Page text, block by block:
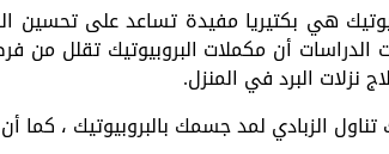
هي بكتيريا مفيدة تساعد على تحسين
الدراسات أن مكملات البروبيوتيك تقلل من
نزلات البرد في المنزل.
الزبادي لمد جسمك بالبروبيوتيك ، كما